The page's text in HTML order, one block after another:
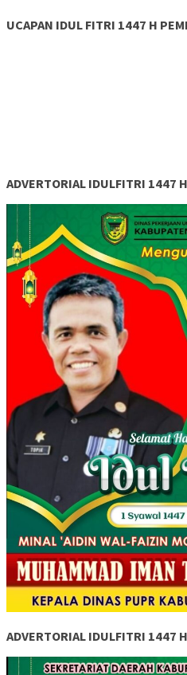
UCAPAN IDUL FITRI 1447 H
ADVERTORIAL IDULFITRI 1447
ADVERTORIAL IDULFITRI 1447